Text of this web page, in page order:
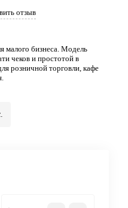
отзыв
малого бизнеса. Модель
чеков и простотой в
розничной торговли, кафе